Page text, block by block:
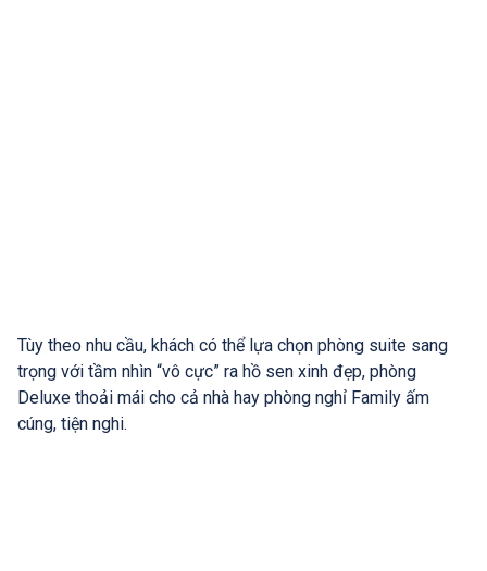
Tùy theo nhu cầu, khách có thể lựa chọn phòng suite sang
trọng với tầm nhìn “vô cực” ra hồ sen xinh đẹp, phòng
Deluxe thoải mái cho cả nhà hay phòng nghỉ Family ấm
cúng, tiện nghi.